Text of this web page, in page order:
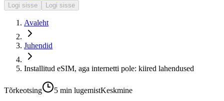
Logi sisse Logi sisse
Avaleht
Juhendid
Installitud eSIM, aga internetti pole: kiired lahendused
Tõrkeotsing 5 min lugemistKeskmine